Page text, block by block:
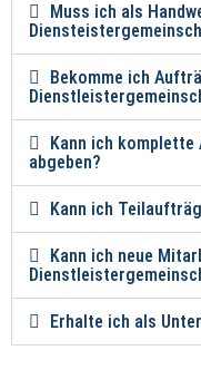
Muss ich als
Bekomme ich
Kann ich
abgeben?
Kann ich
Kann ich neue
Erhalte ich als